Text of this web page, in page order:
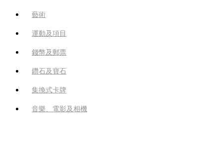
藝術
運動及項目
錢幣及郵票
鑽石及寶石
集換式卡牌
音樂、電影及相機